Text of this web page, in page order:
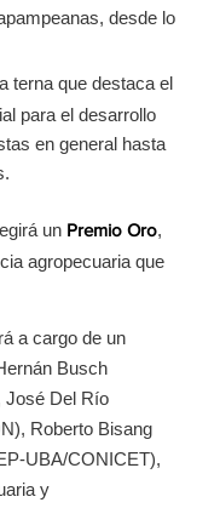
desde lo
terna que destaca el
para el desarrollo
en general hasta
un Premio Oro,
agropecuaria que
a cargo de un
Busch
José Del Río
Roberto Bisang
UBA/CONICET),
y